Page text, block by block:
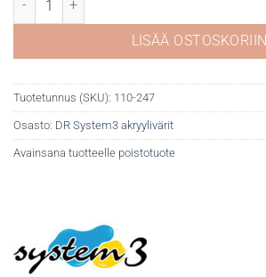
LISÄÄ OSTOSKORIIN
Tuotetunnus (SKU): 110-247
Osasto: DR System3 akryylivärit
Avainsana tuotteelle poistotuote